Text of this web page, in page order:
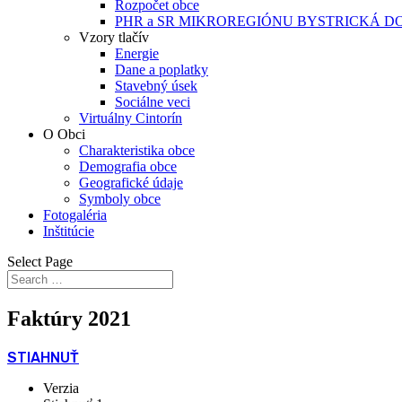
Rozpočet obce
PHR a SR MIKROREGIÓNU BYSTRICKÁ
Vzory tlačív
Energie
Dane a poplatky
Stavebný úsek
Sociálne veci
Virtuálny Cintorín
O Obci
Charakteristika obce
Demografia obce
Geografické údaje
Symboly obce
Fotogaléria
Inštitúcie
Select Page
Faktúry 2021
STIAHNUŤ
Verzia